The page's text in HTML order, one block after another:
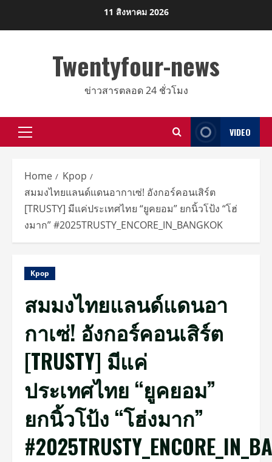
11 สิงหาคม 2026
Twentyfour-news
ข่าวสารตลอด 24 ชั่วโมง
Primary
VIDEO
Home
Kpop
สมมงไทยแลนด์แดนอากาเซ่! อังกอร์คอนเสิร์ต
[TRUSTY] มีแค่ประเทศไทย “ยูคยอม” ยกนิ้วโป้ง “โฮ่
งมาก” #2025TRUSTY_ENCORE_IN_BANGKOK
Kpop
สมมงไทยแลนด์แดนอา
กาเซ่! อังกอร์คอนเสิร์ต
[TRUSTY] มีแค่
ประเทศไทย “ยูคยอม”
ยกนิ้วโป้ง “โฮ่งมาก”